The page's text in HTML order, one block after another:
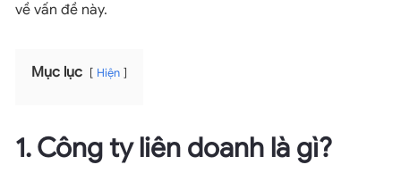
về vấn đề này.
Mục lục Hiện
1. Công ty liên doanh là gì?